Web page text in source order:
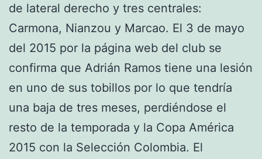
de lateral derecho y tres centrales:
Carmona, Nianzou y Marcao. El 3 de mayo
del 2015 por la página web del club se
confirma que Adrián Ramos tiene una lesión
en uno de sus tobillos por lo que tendría
una baja de tres meses, perdiéndose el
resto de la temporada y la Copa América
2015 con la Selección Colombia. El